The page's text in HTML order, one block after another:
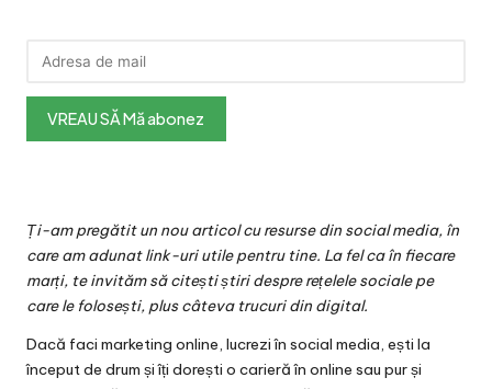
Ți-am pregătit un nou articol cu resurse din social media, în
care am adunat link-uri utile pentru tine. La fel ca în fiecare
marți, te invităm să citești știri despre rețelele sociale pe
care le folosești, plus câteva trucuri din digital.
Dacă faci marketing online, lucrezi în social media, ești la
început de drum și îți dorești o carieră în online sau pur și